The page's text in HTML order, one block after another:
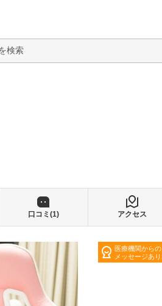
検索
口コミ(1) アクセス
医療機関からの
メッセージあり